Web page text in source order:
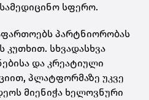
სფერო.
პარტნიორობას
კუთხით. სხვადასხვა
და კრეატიული
პლატფორმაზე უკვე
მიენიჭა ხელოვნური